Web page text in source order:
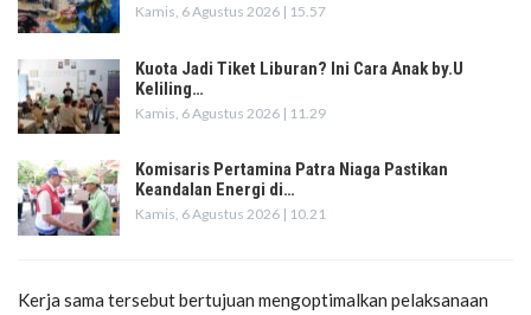
Kamis, 6 Agustus 2026 | 15.57
Kuota Jadi Tiket Liburan? Ini Cara Anak by.U
Keliling…
Kamis, 6 Agustus 2026 | 11.29
Komisaris Pertamina Patra Niaga Pastikan
Keandalan Energi di…
Kamis, 6 Agustus 2026 | 10.21
Kerja sama tersebut bertujuan mengoptimalkan pelaksanaan